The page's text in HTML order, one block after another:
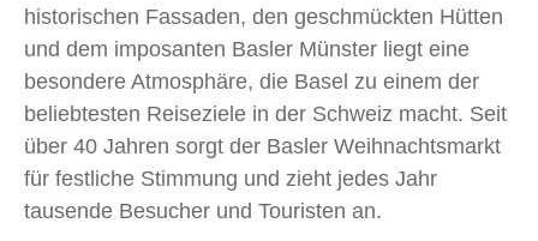
historischen Fassaden, den geschmückten Hütten
und dem imposanten Basler Münster liegt eine
besondere Atmosphäre, die Basel zu einem der
beliebtesten Reiseziele in der Schweiz macht. Seit
über 40 Jahren sorgt der Basler Weihnachtsmarkt
für festliche Stimmung und zieht jedes Jahr
tausende Besucher und Touristen an.